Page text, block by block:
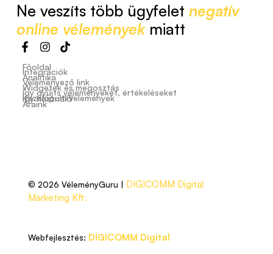
Ne veszíts több ügyfelet negatív
online véleményekmiatt
Főoldal
Integrációk
Analitika
Véleményező link
Widgetek és megosztás
Így gyűjts véleményeket, értékeléseket
Kezelőpult/Vélemények
Így használd
Áraink
© 2026 VéleményGuru | DIGICOMM Digital
Marketing Kft.
Webfejlesztés: DIGICOMM Digital